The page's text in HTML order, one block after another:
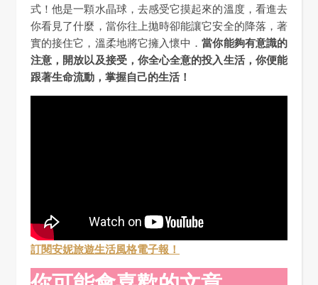
式！他是一顆水晶球，去感受它摸起來的溫度，看進去
你看見了什麼，當你往上拋時卻能讓它安全的降落，著
實的接住它，溫柔地將它擁入懷中．當你能夠有意識的
注意，開放以及接受，你全心全意的投入生活，你便能
跟著生命流動，掌握自己的生活！
訂閱安妮旅遊生活風格電子報！